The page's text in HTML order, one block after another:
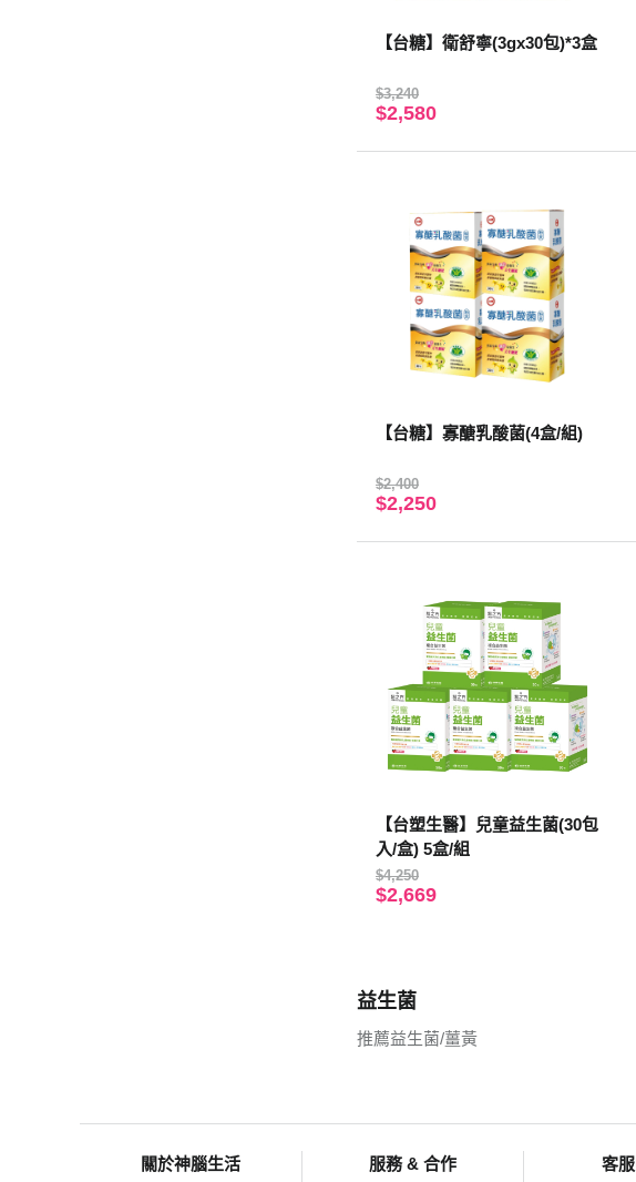
【台糖】衛舒寧(3gx30包)*3盒
$3,240
$2,580
【台糖】寡醣乳酸菌(4盒/組)
$2,400
$2,250
【台塑生醫】兒童益生菌(30包
入/盒) 5盒/組
$4,250
$2,669
益生菌
推薦益生菌/薑黃
關於神腦生活 服務 & 合作
客